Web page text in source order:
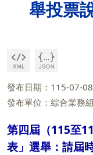
舉投票
發布日期：115-07-08
發布單位：綜合業務組
第四屆（115至
表」選舉：請屆